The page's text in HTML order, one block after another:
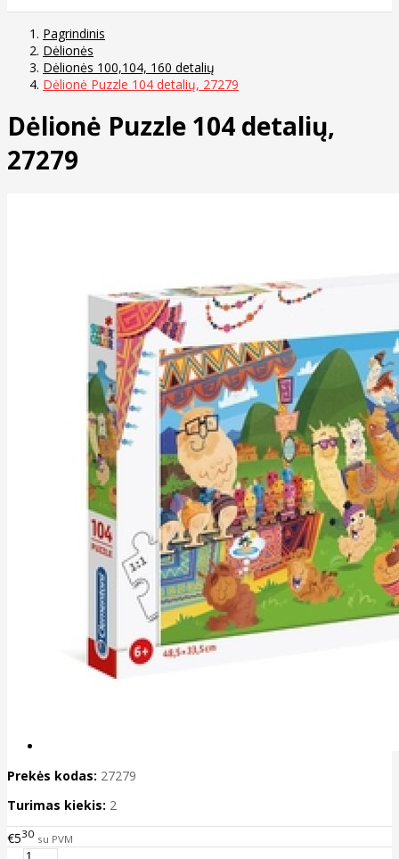
Pagrindinis
Dėlionės
Dėlionės 100,104, 160 detalių
Dėlionė Puzzle 104 detalių, 27279
Dėlionė Puzzle 104 detalių,
27279
Prekės kodas: 27279
Turimas kiekis: 2
€530 su PVM